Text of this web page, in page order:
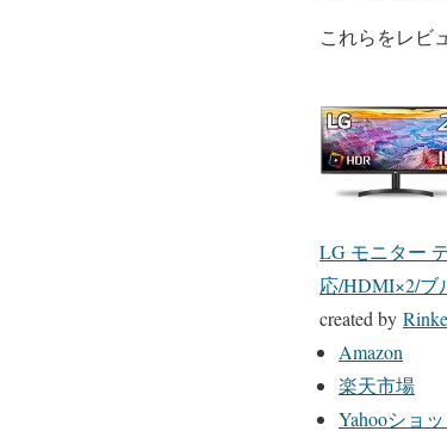
これらをレビ
LG モニター
応/HDMI×2/ブ
created by
Amazon
楽天市場
Yahooショ